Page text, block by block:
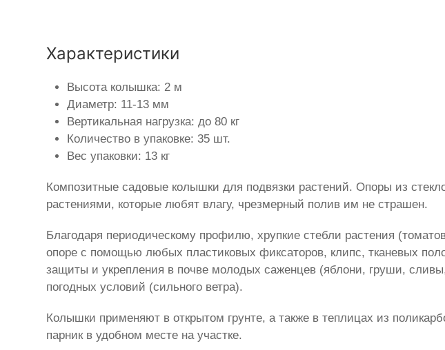
Характеристики
Высота колышка: 2 м
Диаметр: 11-13 мм
Вертикальная нагрузка: до 80 кг
Количество в упаковке: 35 шт.
Вес упаковки: 13 кг
Композитные садовые колышки для подвязки растений. Опоры из
растениями, которые любят влагу, чрезмерный полив им не страшен.
Благодаря периодическому профилю, хрупкие стебли растения
опоре с помощью любых пластиковых фиксаторов, клипс, тканевых
защиты и укрепления в почве молодых саженцев (яблони, груши,
погодных условий (сильного ветра).
Колышки применяют в открытом грунте, а также в теплицах из
парник в удобном месте на участке.